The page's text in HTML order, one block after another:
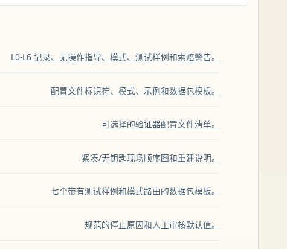
L0-L6 记录、无操作指导、模式、测试样例和索赔警告。
配置文件标识符、模式、示例和数据包模板。
可选择的验证器配置文件清单。
紧凑/无钥匙现场顺序图和重建说明。
七个带有测试样例和模式路由的数据包模板。
规范的停止原因和人工审核默认值。